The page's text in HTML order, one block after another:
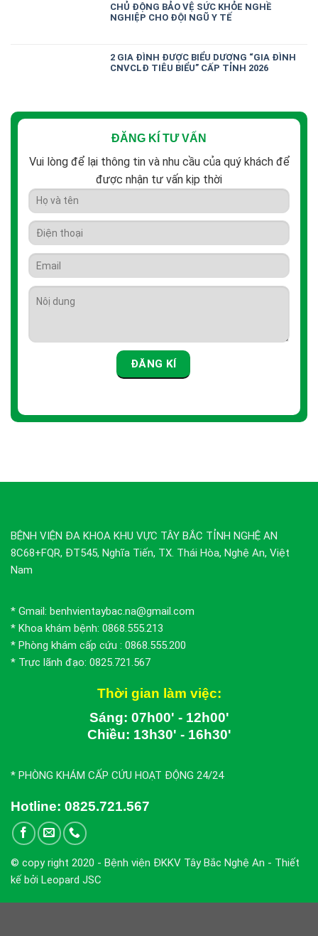
CHỦ ĐỘNG BẢO VỆ SỨC KHỎE NGHỀ
NGHIỆP CHO ĐỘI NGŨ Y TẾ
2 GIA ĐÌNH ĐƯỢC BIỂU DƯƠNG “GIA ĐÌNH
CNVCLĐ TIÊU BIỂU” CẤP TỈNH 2026
ĐĂNG KÍ TƯ VẤN
Vui lòng để lại thông tin và nhu cầu của quý khách để
được nhận tư vấn kịp thời
BỆNH VIỆN ĐA KHOA KHU VỰC TÂY BẮC TỈNH NGHỆ AN
8C68+FQR, ĐT545, Nghĩa Tiến, TX. Thái Hòa, Nghệ An, Việt
Nam
* Gmail: benhvientaybac.na@gmail.com
* Khoa khám bệnh: 0868.555.213
* Phòng khám cấp cứu : 0868.555.200
* Trực lãnh đạo: 0825.721.567
Thời gian làm việc:
Sáng: 07h00' - 12h00'
Chiều: 13h30' - 16h30'
* PHÒNG KHÁM CẤP CỨU HOẠT ĐỘNG 24/24
Hotline: 0825.721.567
© copy right 2020 - Bệnh viện ĐKKV Tây Bắc Nghệ An - Thiết
kế bởi Leopard JSC